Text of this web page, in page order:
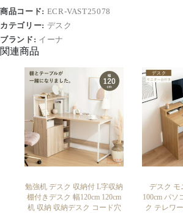
商品コード: ECR-VAST25078
カテゴリー: デスク
ブランド: イーナ
関連商品
勉強机 デスク 収納付 L字収納
棚付きデスク 幅120cm 120cm
机 収納 収納デスク コード穴
デスク モ
100cm パソ
ク テレワ